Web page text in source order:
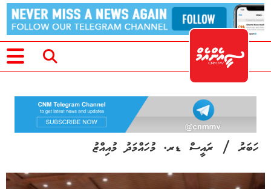
ހަބަރު/ ރައީސް ޑރ. މުހައްމަދު މުއިއްޒު